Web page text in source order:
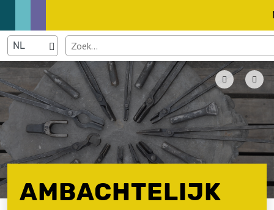
AMBACHTELIJK